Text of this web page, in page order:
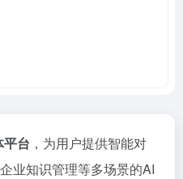
台 ，为用户提供智能对
业知识管理等多场景的AI